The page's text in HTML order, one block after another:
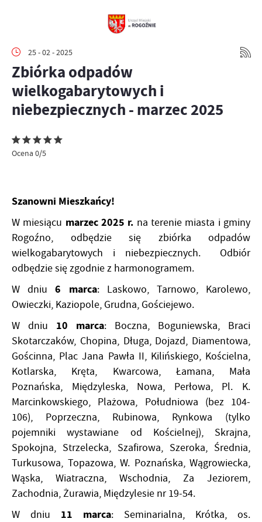
25 - 02 - 2025
Zbiórka odpadów
wielkogabarytowych i
niebezpiecznych - marzec 2025
Ocena 0/5
Szanowni Mieszkańcy!
W miesiącu marzec 2025 r. na terenie miasta i gminy
Rogoźno, odbędzie się zbiórka odpadów
wielkogabarytowych i niebezpiecznych. Odbiór
odbędzie się zgodnie z harmonogramem.
W dniu6 marca: Laskowo, Tarnowo, Karolewo,
Owieczki, Kaziopole, Grudna, Gościejewo.
W dniu 10 marca: Boczna, Boguniewska, Braci
Skotarczaków, Chopina, Długa, Dojazd, Diamentowa,
Gościnna, Plac Jana Pawła II, Kilińskiego, Kościelna,
Kotlarska, Kręta, Kwarcowa, Łamana, Mała
Poznańska, Międzyleska, Nowa, Perłowa, Pl. K.
Marcinkowskiego, Plażowa, Południowa (bez 104-
106), Poprzeczna, Rubinowa, Rynkowa (tylko
pojemniki wystawiane od Kościelnej), Skrajna,
Spokojna, Strzelecka, Szafirowa, Szeroka, Średnia,
Turkusowa, Topazowa, W. Poznańska, Wągrowiecka,
Wąska, Wiatraczna, Wschodnia, Za Jeziorem,
Zachodnia, Żurawia, Międzylesie nr 19-54.
W dniu 11 marca: Seminarialna, Krótka, os.